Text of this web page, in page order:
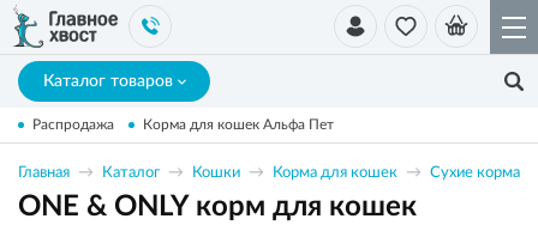
Каталог товаров
Распродажа Корма для кошек Альфа Пет
Главная Каталог Кошки Корма для кошек Сухие корма
ONE & ONLY корм для кошек